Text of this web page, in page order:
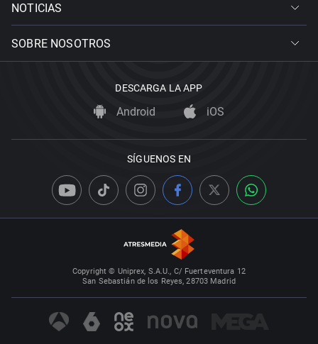
NOTICIAS
SOBRE NOSOTROS
DESCARGA LA APP
Android iOS
SÍGUENOS EN
Copyright © Uniprex, S.A.U., C/ Fuerteventura 12
San Sebastián de los Reyes, 28703 Madrid